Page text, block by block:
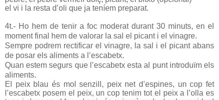
el vi i la resta d’oli que ja teníem preparat.
4t.- Ho hem de tenir a foc moderat durant 30 minuts, en el
moment final hem de valorar la sal el picant i el vinagre.
Sempre podrem rectificar el vinagre, la sal i el picant abans
de posar els aliments a l’escabetx.
Quan estem segurs que l’escabetx esta al punt introduïm els
aliments.
El peix blau és mol senzill, peix net d’espines, un cop fet
l’escabetx posem el peix, un cop tenim tot el peix a l’olla es